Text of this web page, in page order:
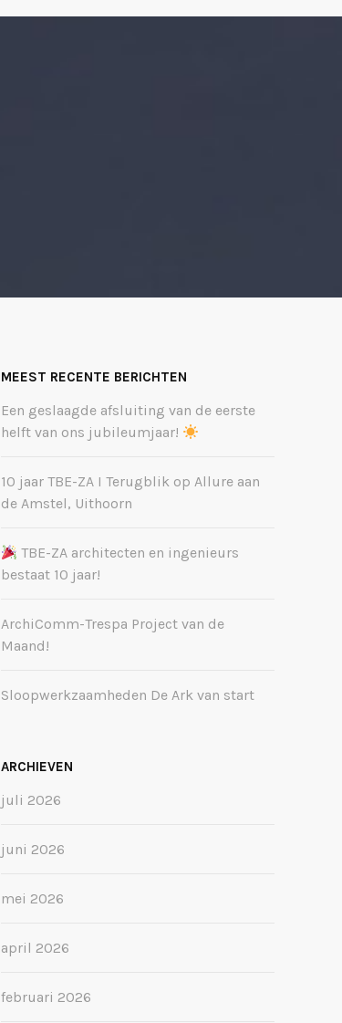
MEEST RECENTE BERICHTEN
Een geslaagde afsluiting van de eerste
helft van ons jubileumjaar!
10 jaar TBE-ZA I Terugblik op Allure aan
de Amstel, Uithoorn
TBE-ZA architecten en ingenieurs
bestaat 10 jaar!
ArchiComm-Trespa Project van de
Maand!
Sloopwerkzaamheden De Ark van start
ARCHIEVEN
juli 2026
juni 2026
mei 2026
april 2026
februari 2026